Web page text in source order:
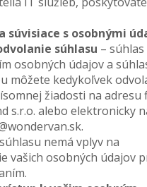
súvisiace s osobnými
súhlasu – súhlas
osobných údajov a
môžete kedykoľvek
žiadosti na adresu
s.r.o. alebo elektronicky
nemá vplyv na
vašich osobných údajov